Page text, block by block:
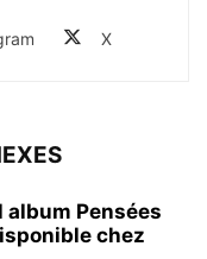
X
album Pensées
chez